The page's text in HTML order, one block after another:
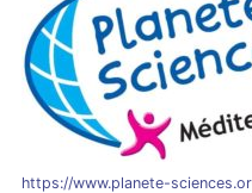
https://www.planete-